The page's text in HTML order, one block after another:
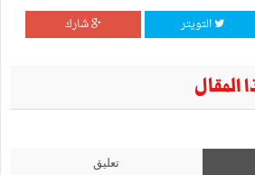
التويتر شارك
المقال
تعليق